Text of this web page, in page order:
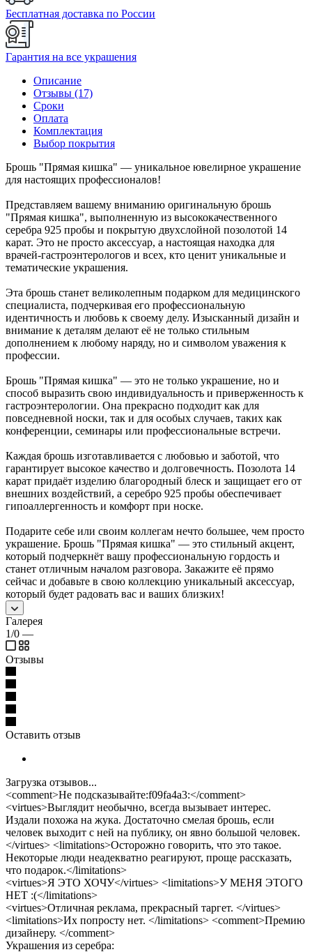
Бесплатная доставка по России
Гарантия на все украшения
Описание
Отзывы (17)
Сроки
Оплата
Комплектация
Выбор покрытия
Брошь "Прямая кишка" — уникальное ювелирное украшение
для настоящих профессионалов!
Представляем вашему вниманию оригинальную брошь
"Прямая кишка", выполненную из высококачественного
серебра 925 пробы и покрытую двухслойной позолотой 14
карат. Это не просто аксессуар, а настоящая находка для
врачей-гастроэнтерологов и всех, кто ценит уникальные и
тематические украшения.
Эта брошь станет великолепным подарком для медицинского
специалиста, подчеркивая его профессиональную
идентичность и любовь к своему делу. Изысканный дизайн и
внимание к деталям делают её не только стильным
дополнением к любому наряду, но и символом уважения к
профессии.
Брошь "Прямая кишка" — это не только украшение, но и
способ выразить свою индивидуальность и приверженность к
гастроэнтерологии. Она прекрасно подходит как для
повседневной носки, так и для особых случаев, таких как
конференции, семинары или профессиональные встречи.
Каждая брошь изготавливается с любовью и заботой, что
гарантирует высокое качество и долговечность. Позолота 14
карат придаёт изделию благородный блеск и защищает его от
внешних воздействий, а серебро 925 пробы обеспечивает
гипоаллергенность и комфорт при носке.
Подарите себе или своим коллегам нечто большее, чем просто
украшение. Брошь "Прямая кишка" — это стильный акцент,
который подчеркнёт вашу профессиональную гордость и
станет отличным началом разговора. Закажите её прямо
сейчас и добавьте в свою коллекцию уникальный аксессуар,
который будет радовать вас и ваших близких!
Галерея
1/0 —
Отзывы
Оставить отзыв
Загрузка отзывов...
<comment>Не подсказывайте:f09fa4a3:</comment>
<virtues>Выглядит необычно, всегда вызывает интерес.
Издали похожа на жука. Достаточно смелая брошь, если
человек выходит с ней на публику, он явно большой человек.
</virtues> <limitations>Осторожно говорить, что это такое.
Некоторые люди неадекватно реагируют, проще рассказать,
что подарок.</limitations>
<virtues>Я ЭТО ХОЧУ</virtues> <limitations>У МЕНЯ ЭТОГО
НЕТ :(</limitations>
<virtues>Отличная реклама, прекрасный таргет. </virtues>
<limitations>Их попросту нет. </limitations> <comment>Премию
дизайнеру. </comment>
Украшения из серебра: